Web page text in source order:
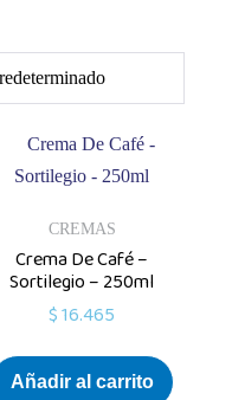
CREMAS
Crema De Café –
Sortilegio – 250ml
$16.465
Añadir al carrito